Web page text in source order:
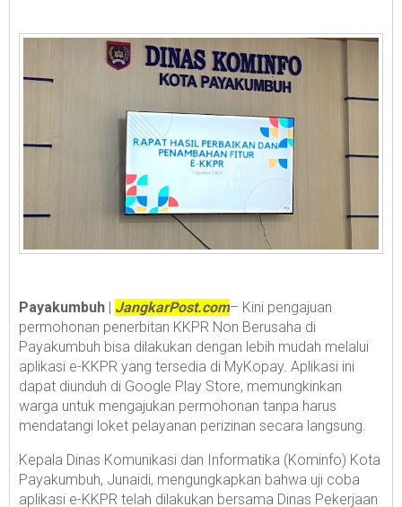
Payakumbuh JangkarPost.com– Kini pengajuan
permohonan penerbitan KKPR Non Berusaha di
Payakumbuh bisa dilakukan dengan lebih mudah melalui
aplikasi e-KKPR yang tersedia di MyKopay. Aplikasi ini
dapat diunduh di Google Play Store, memungkinkan
warga untuk mengajukan permohonan tanpa harus
mendatangi loket pelayanan perizinan secara langsung.
Kepala Dinas Komunikasi dan Informatika (Kominfo) Kota
Payakumbuh, Junaidi, mengungkapkan bahwa uji coba
aplikasi e-KKPR telah dilakukan bersama Dinas Pekerjaan